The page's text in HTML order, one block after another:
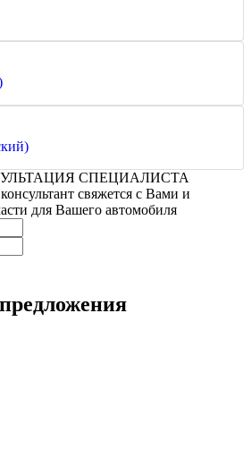
СПЕЦИАЛИСТА
свяжется с Вами и
для Вашего автомобиля